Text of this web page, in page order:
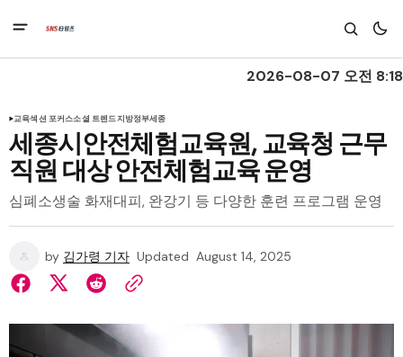
2026-08-07 오전 8:18
교육섹션 포커스소셜 트렌드지방정부세종
세종시안전체험교육원, 교육청 근무
직원 대상 안전체험교육 운영
심폐소생술 화재대피, 완강기 등 다양한 훈련 프로그램 운영
by 김가령 기자 Updated August 14, 2025